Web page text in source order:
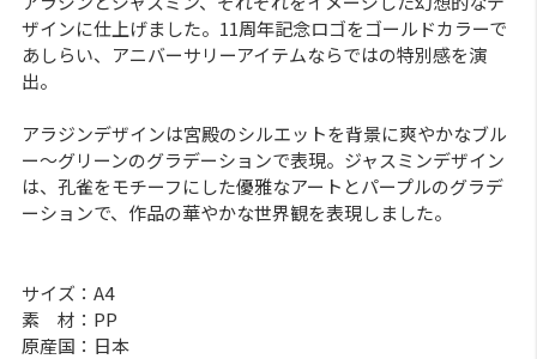
ザインに仕上げました。11周年記念ロゴをゴールドカラーで
あしらい、アニバーサリーアイテムならではの特別感を演
出。
アラジンデザインは宮殿のシルエットを背景に爽やかなブル
ー〜グリーンのグラデーションで表現。ジャスミンデザイン
は、孔雀をモチーフにした優雅なアートとパープルのグラデ
ーションで、作品の華やかな世界観を表現しました。
サイズ：A4
素 材：PP
原産国：日本